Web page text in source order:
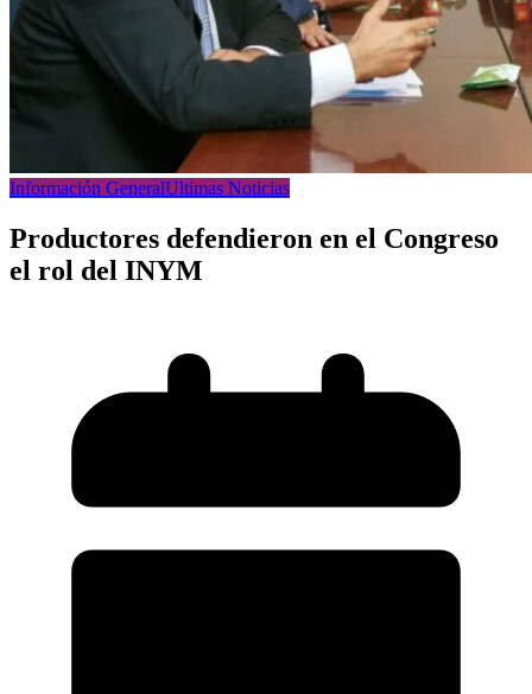
Información GeneralUltimas Noticias
Productores defendieron en el Congreso
el rol del INYM